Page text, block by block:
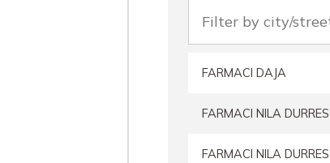
FARMACI DAJA
FARMACI NILA DURRES
FARMACI NILA DURRES